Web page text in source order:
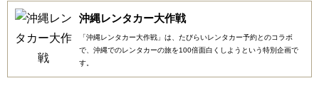
沖縄レンタカー大作戦
「沖縄レンタカー大作戦」は、たびらいレンタカー予約とのコラボ
で、沖縄でのレンタカーの旅を100倍面白くしようという特別企画で
す。